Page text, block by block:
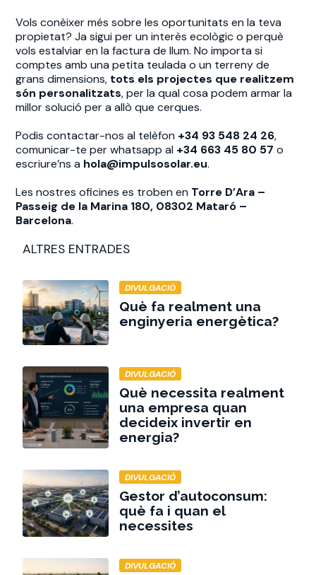
Vols conèixer més sobre les oportunitats en la teva
propietat? Ja sigui per un interès ecològic o perquè
vols estalviar en la factura de llum. No importa si
comptes amb una petita teulada o un terreny de
grans dimensions, tots els projectes que realitzem
són personalitzats, per la qual cosa podem armar la
millor solució per a allò que cerques.
Podis contactar-nos al telèfon +34 93 548 24 26,
comunicar-te per whatsapp al +34 663 45 80 57 o
escriure’ns a hola@impulsosolar.eu.
Les nostres oficines es troben en Torre D’Ara –
Passeig de la Marina 180, 08302 Mataró –
Barcelona.
ALTRES ENTRADES
DIVULGACIÓ
Què fa realment una
enginyeria energètica?
DIVULGACIÓ
Què necessita realment
una empresa quan
decideix invertir en
energia?
DIVULGACIÓ
Gestor d’autoconsum:
què fa i quan el
necessites
DIVULGACIÓ